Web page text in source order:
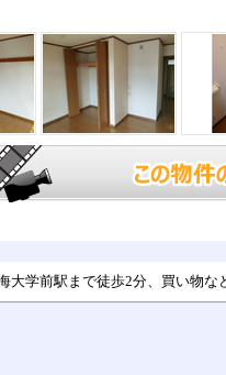
大学前駅まで徒歩2分、買い物な